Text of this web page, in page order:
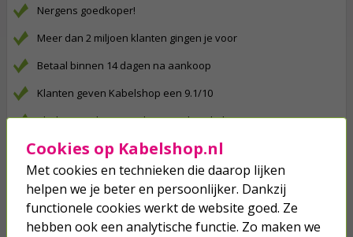
Nergens goedkoper!
Meer dan 2 miljoen klanten gingen je voor
Betaal binnen 14 dagen na aankoop
Klanten geven Kabelshop een 9.1/10
Al 4 keer verkozen tot beste webwinkel
Anderen kochten ook...
XMVK | Buitenkabel | 25 meter (3x
2.5 mm²)
Cookies op Kabelshop.nl
Met cookies en technieken die daarop lijken
helpen we je beter en persoonlijker. Dankzij
functionele cookies werkt de website goed. Ze
hebben ook een analytische functie. Zo maken we